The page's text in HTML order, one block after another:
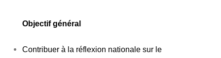
Objectif général
Contribuer à la réflexion nationale sur le